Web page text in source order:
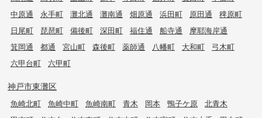
中原通
永手町 灘北通 灘南通 畑原通 浜田町 原田通
稗原町
日尾町
琵琶町 備後町 深田町 福住通 船寺通
摩耶海岸通
箕岡通
都通 宮山町 森後町 薬師通 八幡町 大和町
弓木町
六甲台町
六甲町
神戸市東灘区
魚崎北町 魚崎中町 魚崎南町 青木 岡本 鴨子ケ原
北青木